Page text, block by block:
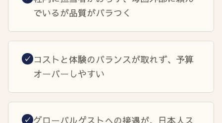
でいるが品質がバラつく
✓ コストと体験のバランスが取れず、予算
オーバーしやすい
✓ グローバルゲストへの接遇が、日本人ス